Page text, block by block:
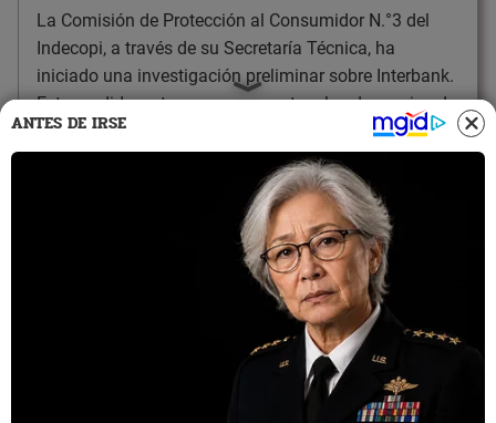
La Comisión de Protección al Consumidor N.°3 del
Indecopi, a través de su Secretaría Técnica, ha
iniciado una investigación preliminar sobre Interbank.
Esta medida se toma en respuesta a las denuncias de
varios clientes que informaron sobre problemas
operativos en los sistemas del banco el 30 de octubre.
31/10/2024
¿Cómo evitar caer en una estafa?
-Desconfía de ofertas excesivas.
ANTES DE IRSE